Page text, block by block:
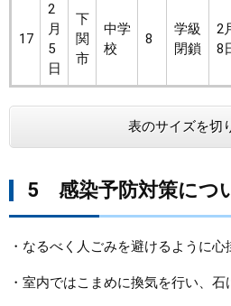
17
2
月
5
日
下
関
市
中学
校
8
学級
閉鎖
2
8
表のサイズを切
5 感染予防対策につ
・なるべく人ごみを避けるように心
・室内ではこまめに換気を行い、